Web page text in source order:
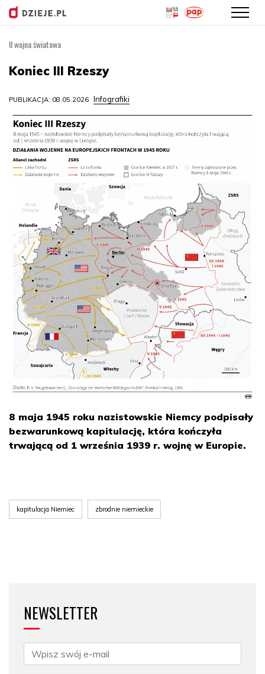
II wojna światowa
Koniec III Rzeszy
PUBLIKACJA: 08.05.2026 Infografiki
8 maja 1945 roku nazistowskie Niemcy podpisały
bezwarunkową kapitulację, która kończyła
trwającą od 1 września 1939 r. wojnę w Europie.
kapitulacja Niemiec zbrodnie niemieckie
NEWSLETTER